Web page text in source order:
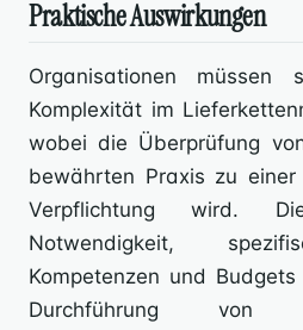
Praktische Auswirkungen
Organisationen müssen
Komplexität im
wobei die Überprüfung
bewährten Praxis zu einer
Verpflichtung wird.
Notwendigkeit,
Kompetenzen und
Durchführung von IT-